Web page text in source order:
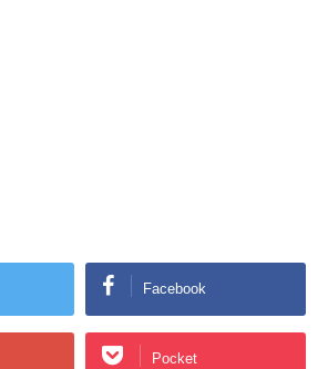
Facebook
Pocket